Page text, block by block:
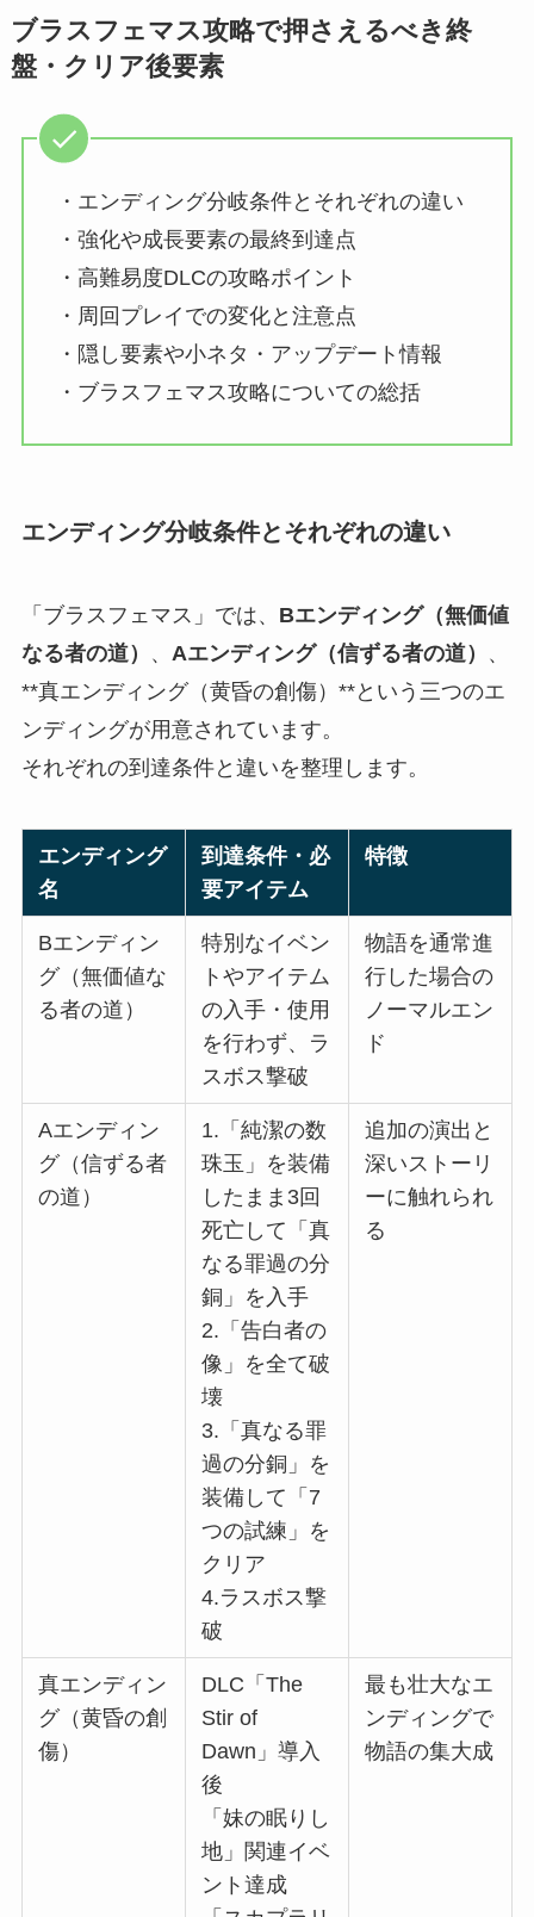
ブラスフェマス攻略で押さえるべき終
盤・クリア後要素
・エンディング分岐条件とそれぞれの違い
・強化や成長要素の最終到達点
・高難易度DLCの攻略ポイント
・周回プレイでの変化と注意点
・隠し要素や小ネタ・アップデート情報
・ブラスフェマス攻略についての総括
エンディング分岐条件とそれぞれの違い
「ブラスフェマス」では、 Bエンディング（無価値
なる者の道）
、 Aエンディング（信ずる者の道）
、
**真エンディング（黄昏の創傷）**という三つのエ
ンディングが用意されています。
それぞれの到達条件と違いを整理します。
エンディング
名
到達条件・必
要アイテム
特徴
Bエンディン
グ（無価値な
る者の道）
特別なイベン
トやアイテム
の入手・使用
を行わず、ラ
スボス撃破
物語を通常進
行した場合の
ノーマルエン
ド
Aエンディン
グ（信ずる者
の道）
1.「純潔の数
珠玉」を装備
したまま3回
死亡して「真
なる罪過の分
銅」を入手
2.「告白者の
像」を全て破
壊
3.「真なる罪
過の分銅」を
装備して「7
つの試練」を
クリア
4.ラスボス撃
破
追加の演出と
深いストーリ
ーに触れられ
る
真エンディン
グ（黄昏の創
傷）
DLC「The
Stir of
Dawn」導入
後
「妹の眠りし
地」関連イベ
ント達成
最も壮大なエ
ンディングで
物語の集大成